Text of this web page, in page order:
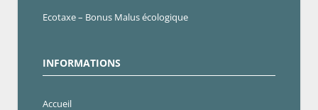
Ecotaxe – Bonus Malus écologique
INFORMATIONS
Accueil